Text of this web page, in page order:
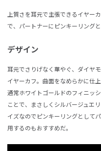
上質さを耳元で主張できるイヤー
で、パートナーにピンキーリングと
デザイン
耳元でさりげなく華やぐ、ダイヤ
イヤーカフ。曲面をなめらかに仕
通常ホワイトゴールドのフィニッ
ことで、まさしくシルバージュエ
イズなのでピンキーリングとして
用するのもおすすめだ。